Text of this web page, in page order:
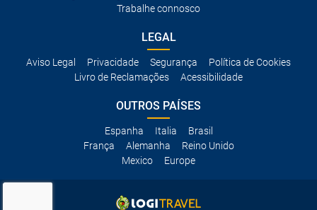
Trabalhe connosco
LEGAL
Aviso Legal Privacidade Segurança
Política de Cookies
Livro de Reclamações
Acessibilidade
OUTROS PAÍSES
Espanha Italia
Brasil
França
Alemanha
Reino Unido
Mexico
Europe